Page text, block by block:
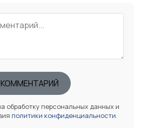
обработку персональных данных и
политики конфиденциальности.